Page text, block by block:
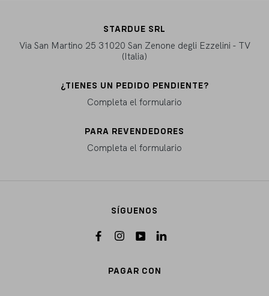
STARDUE SRL
Via San Martino 25 31020 San Zenone degli Ezzelini - TV
(Italia)
¿TIENES UN PEDIDO PENDIENTE?
Completa el formulario
PARA REVENDEDORES
Completa el formulario
SÍGUENOS
PAGAR CON